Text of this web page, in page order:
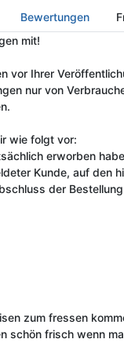
Bewertungen
mit!
vor Ihrer
nur von
wie folgt vor:
erworben
Kunde, auf den
der
zum fressen
frisch wenn